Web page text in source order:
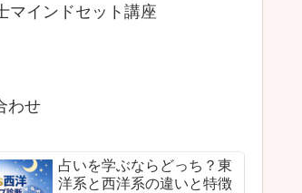
マインドセット講座
わせ
占いを学ぶならどっち？東
洋系と西洋系の違いと特徴